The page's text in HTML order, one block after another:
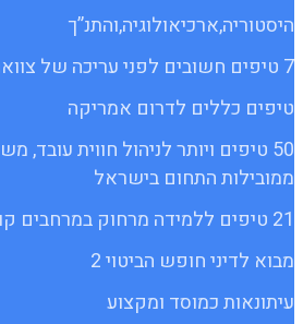
היסטוריה,ארכיאולוגיה,והתנ”ך
7 טיפים חשובים לפני עריכה של צוואה הדדית
טיפים כללים לדרום אמריקה
50 טיפים ויותר לניהול חווית עובד,
ממובילות התחום בישראל
21 טיפים ללמידה מרחוק במרחבים קוליים
מבוא לדיני חופש הביטוי 2
עיתונאות כמוסד ומקצוע